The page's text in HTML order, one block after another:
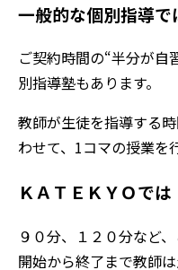
一般的な個別指導で
ご契約時間の“半分が自
別指導塾もあります。
教師が生徒を指導する
わせて、1コマの授業を
ＫＡＴＥＫＹＯでは
９０分、１２０分など
開始から終了まで教師